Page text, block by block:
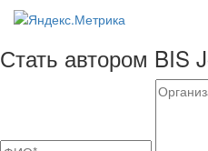
Стать автором BIS